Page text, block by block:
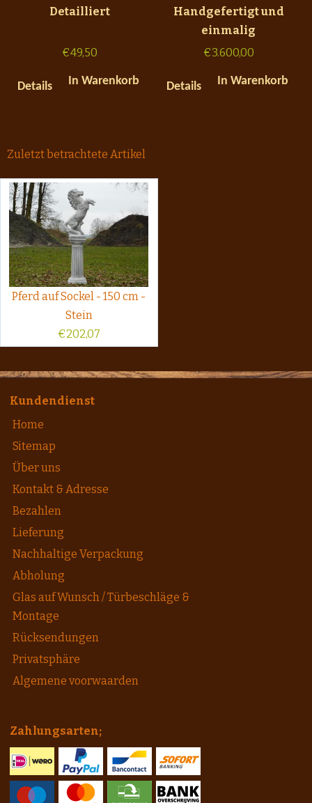
Detailliert
€49,50
Details In Warenkorb
Handgefertigt und
einmalig
€3.600,00
Details In Warenkorb
Zuletzt betrachtete Artikel
Pferd auf Sockel - 150 cm -
Stein
€202,07
Kundendienst
Home
Sitemap
Über uns
Kontakt & Adresse
Bezahlen
Lieferung
Nachhaltige Verpackung
Abholung
Glas auf Wunsch / Türbeschläge &
Montage
Rücksendungen
Privatsphäre
Algemene voorwaarden
Zahlungsarten;